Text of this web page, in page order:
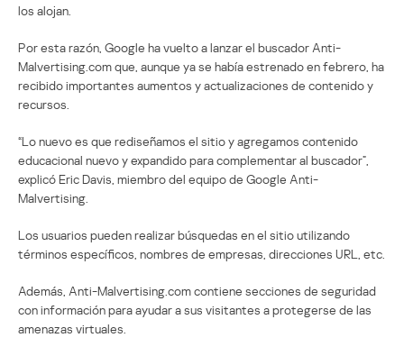
los alojan.
Por esta razón, Google ha vuelto a lanzar el buscador Anti-
Malvertising.com que, aunque ya se había estrenado en febrero, ha
recibido importantes aumentos y actualizaciones de contenido y
recursos.
“Lo nuevo es que rediseñamos el sitio y agregamos contenido
educacional nuevo y expandido para complementar al buscador”,
explicó Eric Davis, miembro del equipo de Google Anti-
Malvertising.
Los usuarios pueden realizar búsquedas en el sitio utilizando
términos específicos, nombres de empresas, direcciones URL, etc.
Además, Anti-Malvertising.com contiene secciones de seguridad
con información para ayudar a sus visitantes a protegerse de las
amenazas virtuales.